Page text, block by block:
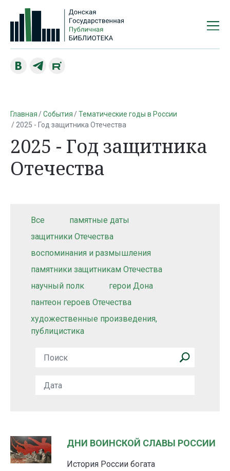
Главная События
Тематические годы в России
2025 - Год защитника Отечества
2025 - Год защитника
Отечества
Все
памятные даты
защитники Отечества
воспоминания и размышления
памятники защитникам Отечества
научный полк
герои Дона
пантеон героев Отечества
художественные произведения,
публицистика
ДНИ ВОИНСКОЙ СЛАВЫ РОССИИ
История России богата